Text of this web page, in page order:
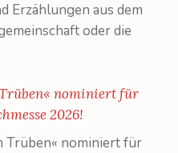
Erzählungen aus dem
oder die
nominiert für
2026!
Trüben« nominiert für